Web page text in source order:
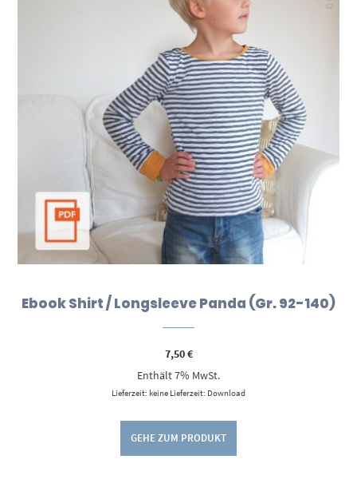
Ebook Shirt / Longsleeve Panda (Gr. 92-140)
7,50€
Enthält 7% MwSt.
Lieferzeit: keine Lieferzeit: Download
GEHE ZUM PRODUKT